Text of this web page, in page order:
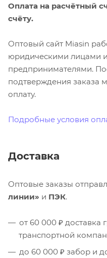
Оплата на расчётный
счёту.
Оптовый сайт Miasin
юридическими лицами
предпринимателями.
подтверждения заказа
оплату.
Подробные условия
Доставка
Оптовые заказы
линии» и ПЭК.
от 60 000 ₽ доставка
транспортной
до 60 000 ₽ забор и